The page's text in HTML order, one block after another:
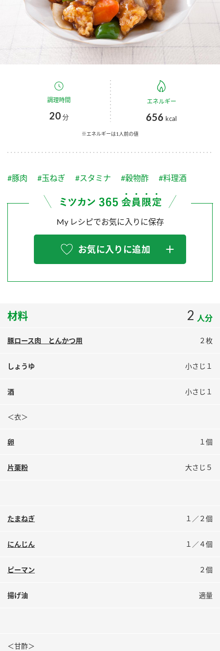
みりん風・料理酒 鍋用調味料
スープ 中華
ふりかけ おすしの素
炊き込みご飯の素 米飯用調味液
ブランド・スペシャルサイト トップ
商品ブランドサイト
Fibee（ファイビー）
くらしプラ酢
お酢ドリンク
つゆ
PIN印
スペシャルサイト
お酢を知ろう！
ぽん酢サワー
ミツカンのCM
企業情報
国内事業概要
企業理念
ミツカンの歴史
ミツカンを知る
環境への取り組み
ZENB initiative
MIM（ミツカンミュージアム）
各部門が大切にしていること
販売終了製品のご案内
よくあるご質問
地図から取り扱い店舗を探す
業務用サイト 製造所固有記号一覧
調理時間
20分
エネルギー
656 kcal
※エネルギーは1人前の値
#豚肉 #玉ねぎ #スタミナ #穀物酢 #料理酒
My レシピでお気に入りに保存
お気に入りに追加
材料 2 人分
豚ロース肉 とんかつ用 ２枚
しょうゆ 小さじ１
酒 小さじ１
＜衣＞
卵 １個
片栗粉 大さじ５
たまねぎ １／２個
にんじん １／４個
ピーマン ２個
揚げ油 適量
＜甘酢＞